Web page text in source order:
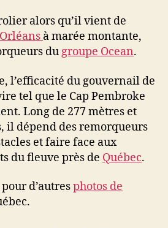
alors qu’il vient de
à marée montante,
dugroupe Ocean.
l’efficacité du gouvernail de
tel que le Cap Pembroke
Long de 277 mètres et
il dépend des remorqueurs
et faire face aux
du fleuve près de Québec.
d’autresphotos de